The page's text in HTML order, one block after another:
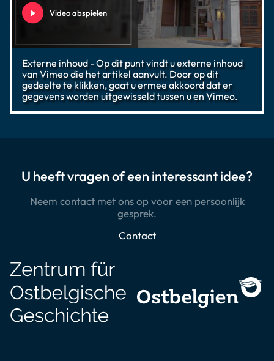
Video abspielen
Externe inhoud - Op dit punt vindt u externe inhoud
van Vimeo die het artikel aanvult. Door op dit
gedeelte te klikken, gaat u ermee akkoord dat er
gegevens worden uitgewisseld tussen u en Vimeo.
U heeft vragen of een interessant idee?
Neem contact met ons op voor een persoonlijk
gesprek.
Contact